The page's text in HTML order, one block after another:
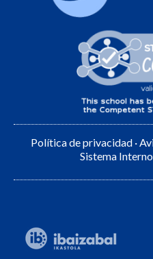
Política de privacidad ·
Sistema